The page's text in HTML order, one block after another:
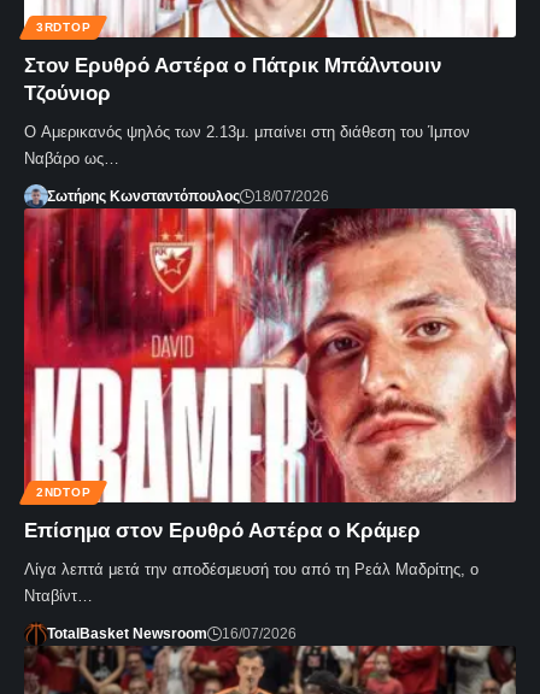
3RDTOP
Στον Ερυθρό Αστέρα ο Πάτρικ Μπάλντουιν
Τζούνιορ
Ο Αμερικανός ψηλός των 2.13μ. μπαίνει στη διάθεση του Ίμπον
Ναβάρο ως…
Σωτήρης Κωνσταντόπουλος 18/07/2026
2NDTOP
Επίσημα στον Ερυθρό Αστέρα ο Κράμερ
Λίγα λεπτά μετά την αποδέσμευσή του από τη Ρεάλ Μαδρίτης, ο
Νταβίντ…
TotalBasket Newsroom 16/07/2026